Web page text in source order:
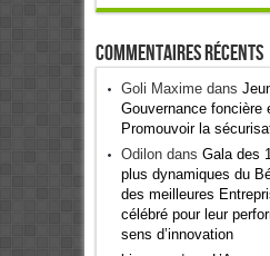
Commentaires récents
Goli Maximedans
Gouvernance foncière
Promouvoir la
Odilondans Gala des
plus dynamiques du
des meilleures
célébré pour leur
sens d’innovation